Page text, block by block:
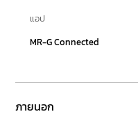
แอป
MR-G Connected
ภายนอก